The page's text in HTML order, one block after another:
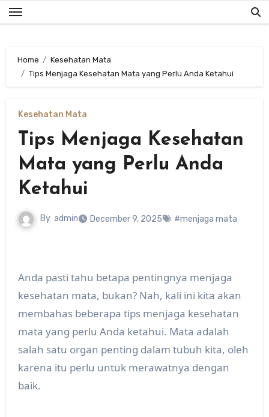
Skip
to
Home
Kesehatan Mata
Tips Menjaga Kesehatan Mata yang Perlu Anda Ketahui
Kesehatan Mata
Tips Menjaga Kesehatan
Mata yang Perlu Anda
Ketahui
By admin December 9, 2025 #menjaga mata
Anda pasti tahu betapa pentingnya menjaga
kesehatan mata, bukan? Nah, kali ini kita akan
membahas beberapa tips menjaga kesehatan
mata yang perlu Anda ketahui. Mata adalah
salah satu organ penting dalam tubuh kita, oleh
karena itu perlu untuk merawatnya dengan
baik.